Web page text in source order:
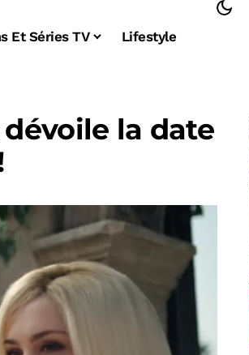
Et Séries TV Lifestyle
la date